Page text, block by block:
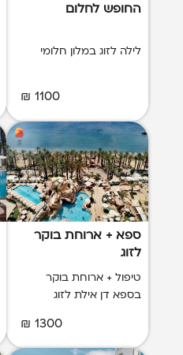
החופש לחלום
לילה לזוג במלון חלומי
1100 ₪
ספא + ארוחת בוקר
לזוג
טיפול + ארוחת בוקר
בספא דן אילת לזוג
1300 ₪